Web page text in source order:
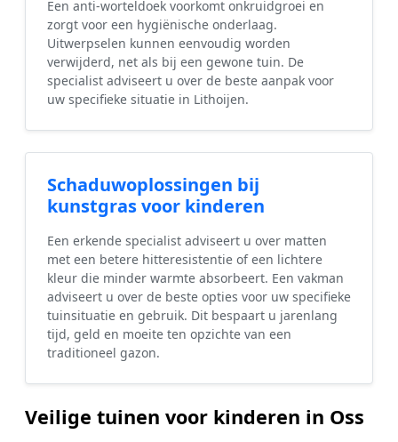
Een anti-worteldoek voorkomt onkruidgroei en
zorgt voor een hygiënische onderlaag.
Uitwerpselen kunnen eenvoudig worden
verwijderd, net als bij een gewone tuin. De
specialist adviseert u over de beste aanpak voor
uw specifieke situatie in Lithoijen.
Schaduwoplossingen bij
kunstgras voor kinderen
Een erkende specialist adviseert u over matten
met een betere hitteresistentie of een lichtere
kleur die minder warmte absorbeert. Een vakman
adviseert u over de beste opties voor uw specifieke
tuinsituatie en gebruik. Dit bespaart u jarenlang
tijd, geld en moeite ten opzichte van een
traditioneel gazon.
Veilige tuinen voor kinderen in Oss